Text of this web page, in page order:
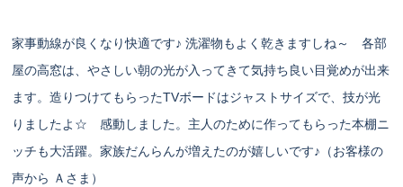
家事動線が良くなり快適です♪ 洗濯物もよく乾きますしね～ 各部
屋の高窓は、やさしい朝の光が入ってきて気持ち良い目覚めが出来
ます。造りつけてもらったTVボードはジャストサイズで、技が光
りましたよ☆ 感動しました。主人のために作ってもらった本棚ニ
ッチも大活躍。家族だんらんが増えたのが嬉しいです♪（お客様の
声から Ａさま）